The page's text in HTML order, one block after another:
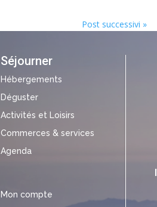
Post successivi »
Séjourner
Hébergements
Déguster
Activités et Loisirs
Commerces & services
Agenda
Mon compte